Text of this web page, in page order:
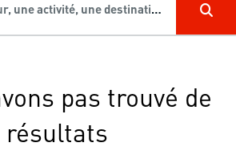
Rechercher un séjour, une activité, une destination...
pas trouvé de
résultats